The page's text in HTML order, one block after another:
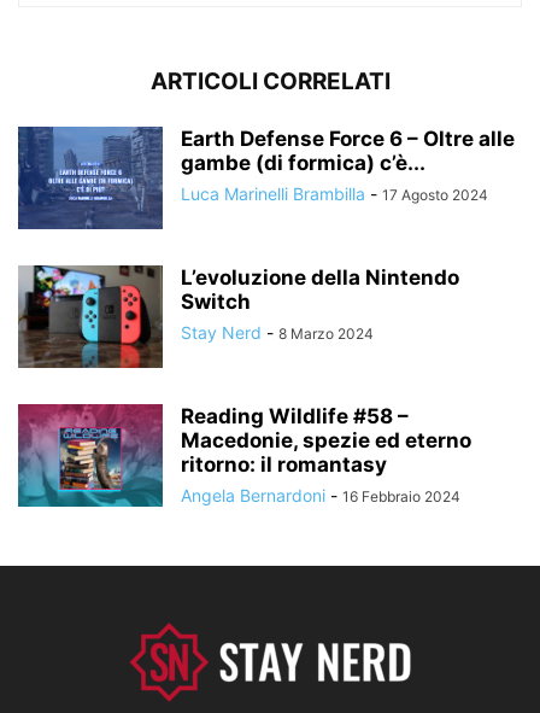
ARTICOLI CORRELATI
Earth Defense Force 6 – Oltre alle
gambe (di formica) c’è...
Luca Marinelli Brambilla - 17 Agosto 2024
L’evoluzione della Nintendo
Switch
Stay Nerd - 8 Marzo 2024
Reading Wildlife #58 –
Macedonie, spezie ed eterno
ritorno: il romantasy
Angela Bernardoni - 16 Febbraio 2024